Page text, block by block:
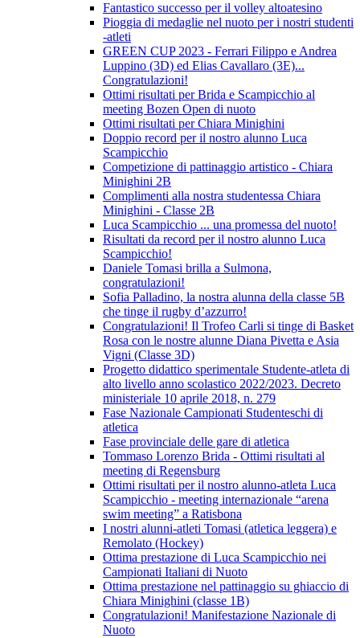
Fantastico successo per il volley altoatesino
Pioggia di medaglie nel nuoto per i nostri studenti
-atleti
GREEN CUP 2023 - Ferrari Filippo e Andrea
Luppino (3D) ed Elias Cavallaro (3E)...
Congratulazioni!
Ottimi risultati per Brida e Scampicchio al
meeting Bozen Open di nuoto
Ottimi risultati per Chiara Minighini
Doppio record per il nostro alunno Luca
Scampicchio
Competizione di pattinaggio artistico - Chiara
Minighini 2B
Complimenti alla nostra studentessa Chiara
Minighini - Classe 2B
Luca Scampicchio ... una promessa del nuoto!
Risultati da record per il nostro alunno Luca
Scampicchio!
Daniele Tomasi brilla a Sulmona,
congratulazioni!
Sofia Palladino, la nostra alunna della classe 5B
che tinge il rugby d’azzurro!
Congratulazioni! Il Trofeo Carli si tinge di Basket
Rosa con le nostre alunne Diana Pivetta e Asia
Vigni (Classe 3D)
Progetto didattico sperimentale Studente-atleta di
alto livello anno scolastico 2022/2023. Decreto
ministeriale 10 aprile 2018, n. 279
Fase Nazionale Campionati Studenteschi di
atletica
Fase provinciale delle gare di atletica
Tommaso Lorenzo Brida - Ottimi risultati al
meeting di Regensburg
Ottimi risultati per il nostro alunno-atleta Luca
Scampicchio - meeting internazionale “arena
swim meeting” a Ratisbona
I nostri alunni-atleti Tomasi (atletica leggera) e
Remolato (Hockey)
Ottima prestazione di Luca Scampicchio nei
Campionati Italiani di Nuoto
Ottima prestazione nel pattinaggio su ghiaccio di
Chiara Minighini (classe 1B)
Congratulazioni! Manifestazione Nazionale di
Nuoto